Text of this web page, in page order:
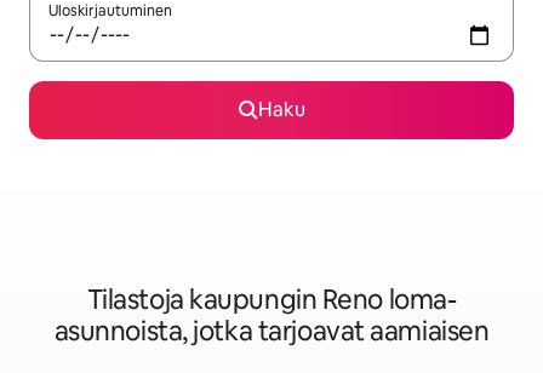
Uloskirjautuminen
Haku
Tilastoja kaupungin Reno loma-
asunnoista, jotka tarjoavat aamiaisen